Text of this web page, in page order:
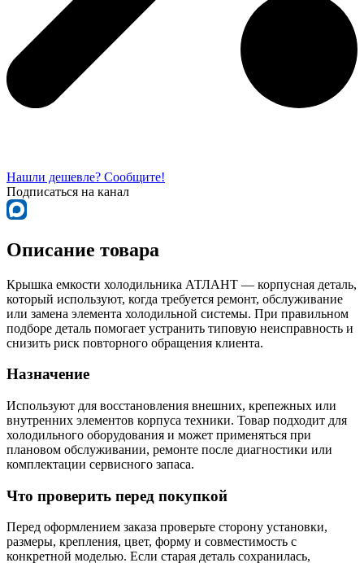
Нашли дешевле? Сообщите!
Подписаться на канал
Описание товара
Крышка емкости холодильника АТЛАНТ — корпусная деталь,
который используют, когда требуется ремонт, обслуживание
или замена элемента холодильной системы. При правильном
подборе деталь помогает устранить типовую неисправность и
снизить риск повторного обращения клиента.
Назначение
Используют для восстановления внешних, крепежных или
внутренних элементов корпуса техники. Товар подходит для
холодильного оборудования и может применяться при
плановом обслуживании, ремонте после диагностики или
комплектации сервисного запаса.
Что проверить перед покупкой
Перед оформлением заказа проверьте сторону установки,
размеры, крепления, цвет, форму и совместимость с
конкретной моделью. Если старая деталь сохранилась,